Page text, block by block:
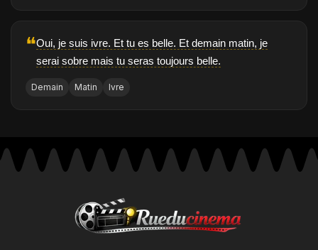
❝Oui, je suis ivre. Et tu es belle. Et demain matin, je
serai sobre mais tu seras toujours belle.
Demain Matin Ivre